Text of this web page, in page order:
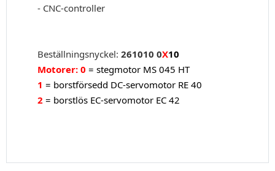
- CNC-controller
Beställningsnyckel: 261010 0X10
Motorer: 0 = stegmotor MS 045 HT
1 = borstförsedd DC-servomotor RE 40
2 = borstlös EC-servomotor EC 42